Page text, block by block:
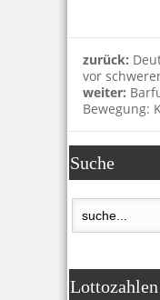
zurück:
vor
weiter:
Bewegung:
Suche